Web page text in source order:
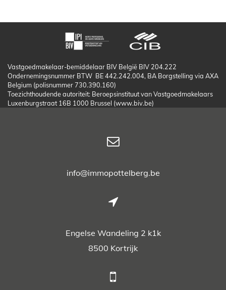
Vastgoedmakelaar-bemiddelaar BIV België BIV 204.222
Ondernemingsnummer BTW BE 442.242.004, BA Borgstelling via AXA
Belgium (polisnummer 730.390.160)
Toezichthoudende autoriteit: Beroepsinstituut van Vastgoedmakelaars
Luxenburgstraat 16B 1000 Brussel (www.biv.be)
info@immopottelberg.be
Engelse Wandeling 2 k1k
8500 Kortrijk